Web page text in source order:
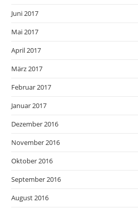
Juni 2017
Mai 2017
April 2017
März 2017
Februar 2017
Januar 2017
Dezember 2016
November 2016
Oktober 2016
September 2016
August 2016